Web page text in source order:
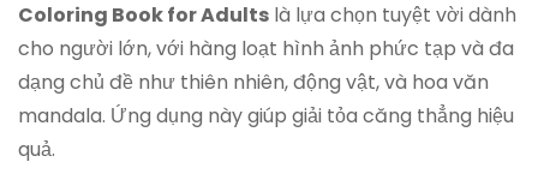
Coloring Book for Adults là lựa chọn tuyệt vời dành
cho người lớn, với hàng loạt hình ảnh phức tạp và đa
dạng chủ đề như thiên nhiên, động vật, và hoa văn
mandala. Ứng dụng này giúp giải tỏa căng thẳng hiệu
quả.